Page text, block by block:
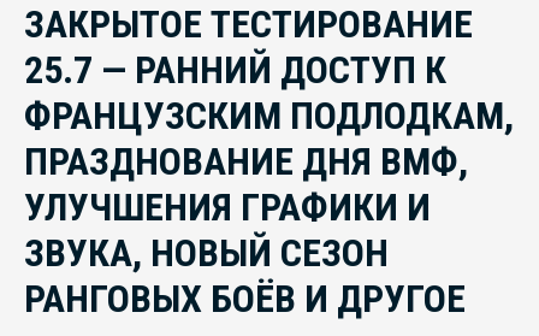
ЗАКРЫТОЕ ТЕСТИРОВАНИЕ
25.7 — РАННИЙ ДОСТУП К
ФРАНЦУЗСКИМ ПОДЛОДКАМ,
ПРАЗДНОВАНИЕ ДНЯ ВМФ,
УЛУЧШЕНИЯ ГРАФИКИ И
ЗВУКА, НОВЫЙ СЕЗОН
РАНГОВЫХ БОЁВ И ДРУГОЕ